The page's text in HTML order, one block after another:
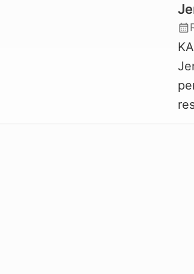
calendar_month